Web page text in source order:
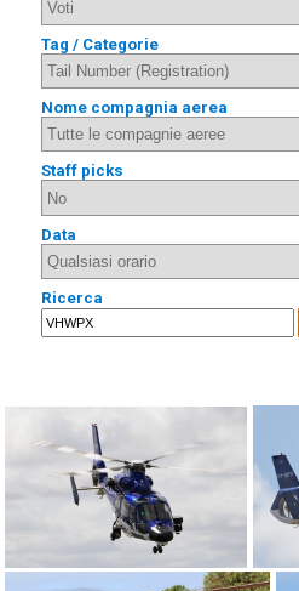
Tag / Categorie
Nome compagnia aerea
Staff picks
Data
Ricerca